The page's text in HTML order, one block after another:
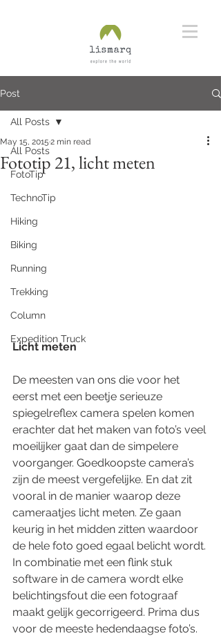
Post
All Posts
FotoTip
TechnoTip
Hiking
Biking
Running
Trekking
Column
Expedition Truck
All Posts
Fototip 21, licht meten
May 15, 2015 2 min read
Licht meten
De meesten van ons die voor het
eerst met een beetje serieuze
spiegelreflex camera spelen komen
erachter dat het maken van foto’s veel
moeilijker gaat dan de simpelere
voorganger. Goedkoopste camera’s
zijn de meest vergefelijke. En dat zit
vooral in de manier waarop deze
cameraatjes licht meten. Ze gaan
keurig in het midden zitten waardoor
de hele foto goed egaal belicht wordt.
In combinatie met een flink stuk
software in de camera wordt elke
belichtingsfout die een fotograaf
maakt gelijk gecorrigeerd. Prima dus
voor de meeste hedendaagse foto’s.